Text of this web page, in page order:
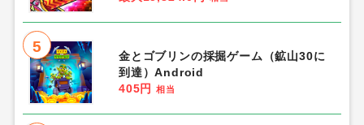
5
金とゴブリンの採掘ゲーム（鉱山30に
到達）Android
405円
相当